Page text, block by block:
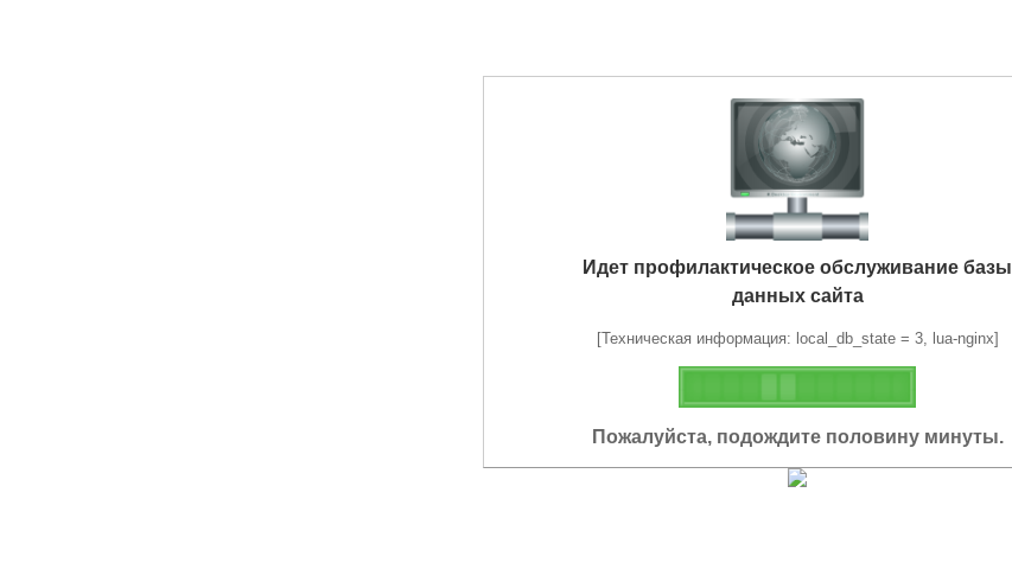
Идет профилактическое обслуживание базы
данных сайта
[Техническая информация: local_db_state = 3, lua-nginx]
Пожалуйста, подождите половину минуты.